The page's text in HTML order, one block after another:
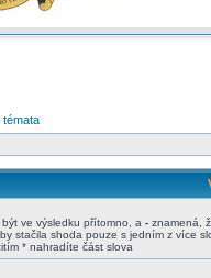
témata
ve výsledku přítomno, a - znamená,
stačila shoda pouze s jedním z více
* nahradíte část slova